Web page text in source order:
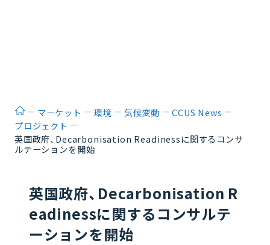
ホームマーケット 環境 気候変動
CCUS News
プロジェクト
英国政府、Decarbonisation Readinessに関するコンサ
ルテーションを開始
英国政府、Decarbonisation R
eadinessに関するコンサルテ
ーションを開始